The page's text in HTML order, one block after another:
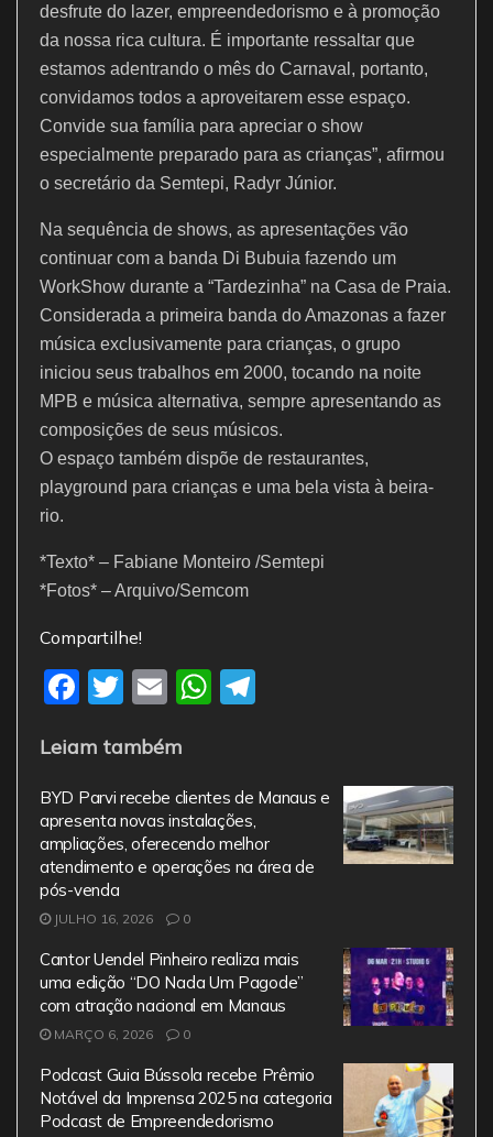
desfrute do lazer, empreendedorismo e à promoção
da nossa rica cultura. É importante ressaltar que
estamos adentrando o mês do Carnaval, portanto,
convidamos todos a aproveitarem esse espaço.
Convide sua família para apreciar o show
especialmente preparado para as crianças”, afirmou
o secretário da Semtepi, Radyr Júnior.
Na sequência de shows, as apresentações vão
continuar com a banda Di Bubuia fazendo um
WorkShow durante a “Tardezinha” na Casa de Praia.
Considerada a primeira banda do Amazonas a fazer
música exclusivamente para crianças, o grupo
iniciou seus trabalhos em 2000, tocando na noite
MPB e música alternativa, sempre apresentando as
composições de seus músicos.
O espaço também dispõe de restaurantes,
playground para crianças e uma bela vista à beira-
rio.
*Texto* – Fabiane Monteiro /Semtepi
*Fotos* – Arquivo/Semcom
Compartilhe!
F
c
e
b
o
o
k
T
itt
er
E
ai
l
W
s
A
p
gr
m
Leiam também
BYD Parvi recebe clientes de Manaus e
apresenta novas instalações,
ampliações, oferecendo melhor
atendimento e operações na área de
pós-venda
JULHO 16, 2026 0
Cantor Uendel Pinheiro realiza mais
uma edição “DO Nada Um Pagode”
com atração nacional em Manaus
MARÇO 6, 2026 0
Podcast Guia Bússola recebe Prêmio
Notável da Imprensa 2025 na categoria
Podcast de Empreendedorismo